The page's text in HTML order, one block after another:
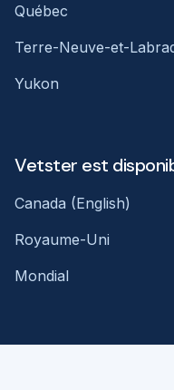
Québec
Terre-Neuve-et-
Yukon
Vetster est
Canada (English)
Royaume-Uni
Mondial